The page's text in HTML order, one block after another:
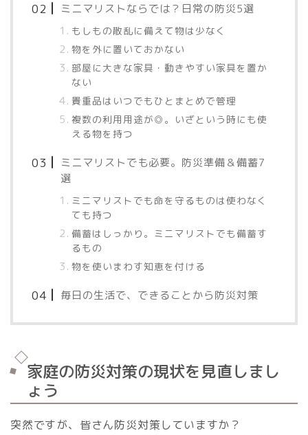
ミニマリストならでは？日常の防災5選
もしもの散乱に備えて物は少なく
物を外に置いておかない
部屋に大きな家具・動きやすい家具を置か
ない
貴重品はいつでもひとまとめで管理
複数の利用用途が◎。いざという時にも使
える物を持つ
ミニマリストでも必要。防災準備＆備蓄7
選
ミニマリストでも命を守るものは使わなく
ても持つ
備蓄はしっかり。ミニマリストでも備蓄す
るもの
物を使いまわす知恵を付ける
毎日の生活で、できることから防災対策
家庭の防災対策の現状を見直しまし
ょう
突然ですが、皆さん防災対策していますか？